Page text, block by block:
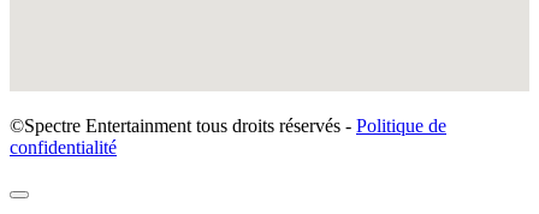
©Spectre Entertainment tous droits réservés - Politique de
confidentialité